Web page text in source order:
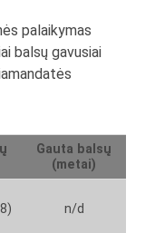
palaikymas
balsų gavusiai
Gauta balsų
(metai)
n/d